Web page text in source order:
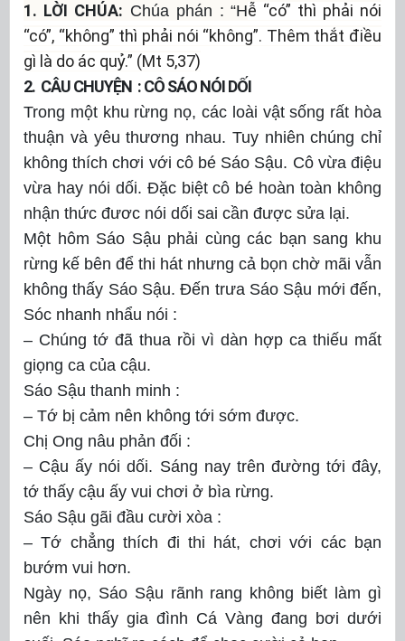
1. LỜI CHÚA: Chúa phán : “Hễ “có” thì phải nói
“có”, “không” thì phải nói “không”. Thêm thắt điều
gì là do ác quỷ.” (Mt 5,37)
2. CÂU CHUYỆN : CÔ SÁO NÓI DỐI
Trong một khu rừng nọ, các loài vật sống rất hòa
thuận và yêu thương nhau. Tuy nhiên chúng chỉ
không thích chơi với cô bé Sáo Sậu. Cô vừa điệu
vừa hay nói dối. Đặc biệt cô bé hoàn toàn không
nhận thức đươc nói dối sai cần được sửa lại.
Một hôm Sáo Sậu phải cùng các bạn sang khu
rừng kế bên để thi hát nhưng cả bọn chờ mãi vẫn
không thấy Sáo Sậu. Đến trưa Sáo Sậu mới đến,
Sóc nhanh nhẩu nói :
– Chúng tớ đã thua rồi vì dàn hợp ca thiếu mất
giọng ca của cậu.
Sáo Sậu thanh minh :
– Tớ bị cảm nên không tới sớm được.
Chị Ong nâu phản đối :
– Cậu ấy nói dối. Sáng nay trên đường tới đây,
tớ thấy cậu ấy vui chơi ở bìa rừng.
Sáo Sậu gãi đầu cười xòa :
– Tớ chẳng thích đi thi hát, chơi với các bạn
bướm vui hơn.
Ngày nọ, Sáo Sậu rãnh rang không biết làm gì
nên khi thấy gia đình Cá Vàng đang bơi dưới